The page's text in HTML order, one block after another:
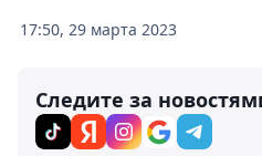
17:50, 29 марта 2023
Следите за